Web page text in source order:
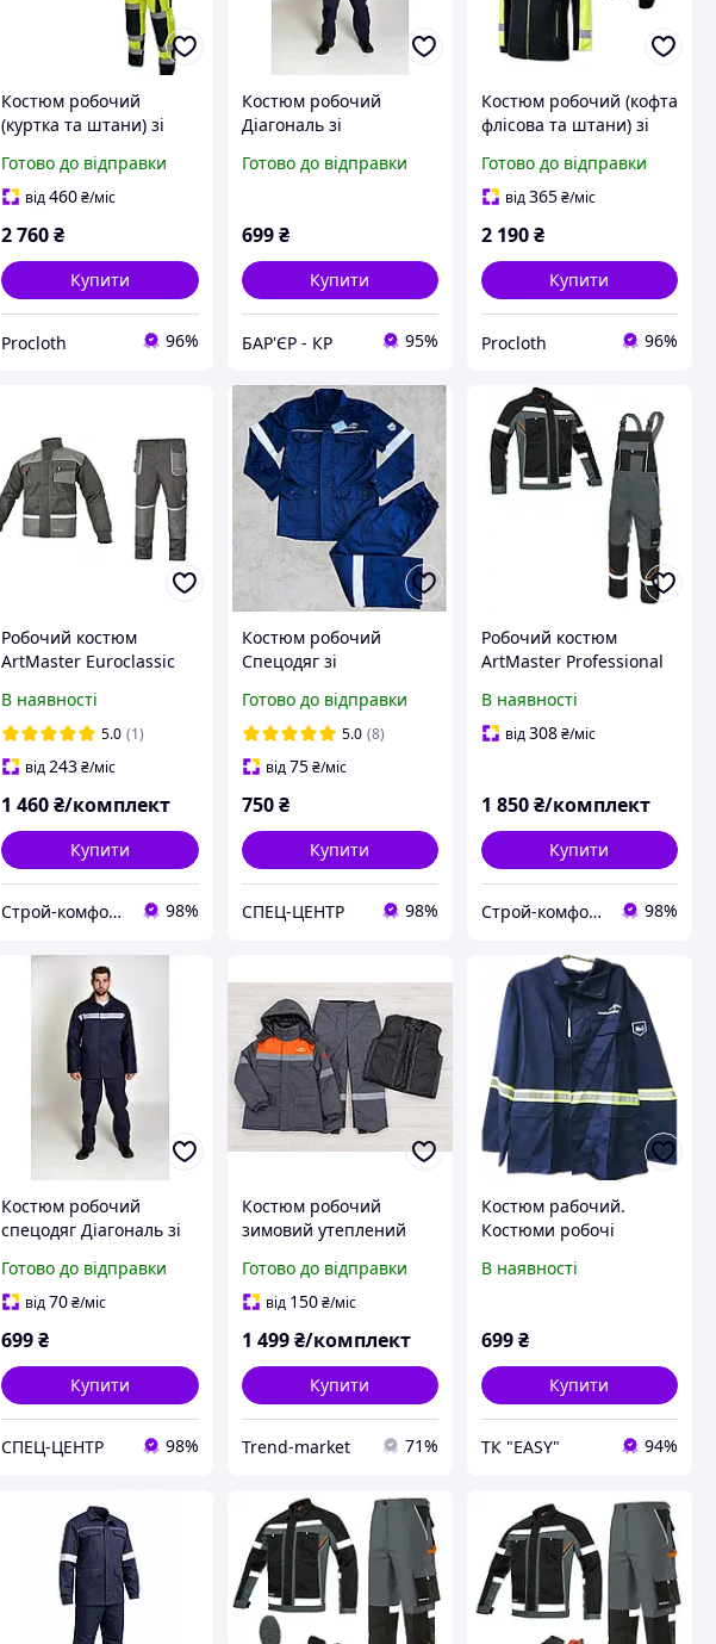
Костюм робочий
(куртка та штани) зі
елементами
Готово до відправки
від460₴/міс
2 760₴
Купити
Procloth 96%
Костюм робочий
Діагональ зі
смугами
Готово до відправки
699 ₴
Купити
БАР'ЄР - КР 95%
Костюм робочий (кофта
флісова та штани) зі
елементами
Готово до відправки
від365₴/міс
2 190₴
Купити
Procloth 96%
Робочий костюм
ArtMaster Euroclassic
зі світловідбивними
елементами
В наявності
5.0 (1)
від243₴/міс
1 460₴/комплект
Купити
Строй-комфорт 98%
Костюм робочий
Спецодяг зі
смугами (куртка штани)
Готово до відправки
5.0 (8)
від75 ₴/міс
750 ₴
Купити
СПЕЦ-ЦЕНТР 98%
Робочий костюм
ArtMaster Professional
напівкомбінезон,
міцний спецодяг зі
В наявності
від308₴/міс
1 850₴/комплект
Купити
Строй-комфорт 98%
Костюм робочий
спецодяг Діагональ зі
смугами
Готово до відправки
від70₴/міс
699₴
Купити
СПЕЦ-ЦЕНТР 98%
Костюм робочий
зимовий утеплений
світловідбивними
елементами
Готово до відправки
від 150 ₴/міс
1 499 ₴/комплект
Купити
Trend-market 71%
Костюм рабочий.
Костюми робочі
робочий синій зі
В наявності
699₴
Купити
ТК "EASY" 94%